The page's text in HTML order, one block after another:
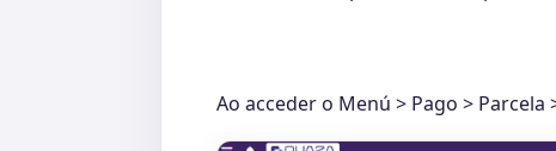
Ao acceder o Menú > Pago >